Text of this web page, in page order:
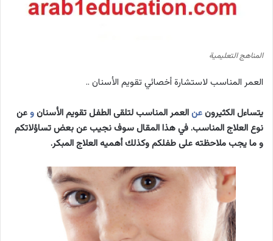
المناهج التعليمية
العمر المناسب لاستشارة أخصائي تقويم الأسنان ..
يتساءل الكثيرونعنالعمر المناسب لتلقى الطفل تقويم الأسنانوعن
نوع العلاج المناسب. في هذا المقال سوف نجيب عن بعض تساؤلاتكم
و ما يجب ملاحظته على طفلكم وكذلك أهميه العلاج المبكر.